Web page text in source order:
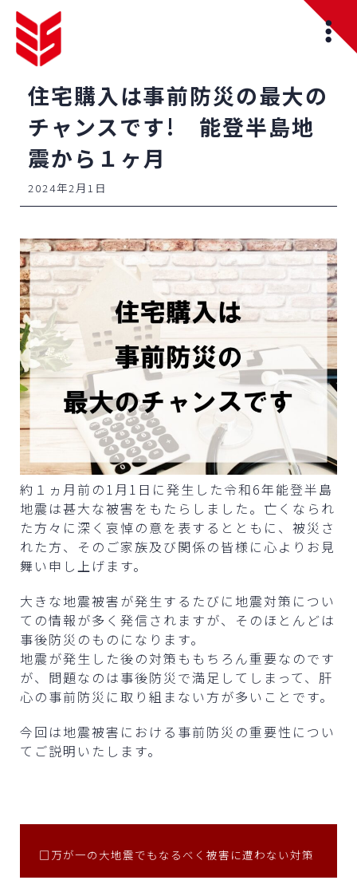
住宅購入は事前防災の最大の
チャンスです! 能登半島地
震から１ヶ月
2024年2月1日
約１ヵ月前の1月1日に発生した令和6年能登半島
地震は甚大な被害をもたらしました。亡くなられ
た方々に深く哀悼の意を表するとともに、被災さ
れた方、そのご家族及び関係の皆様に心よりお見
舞い申し上げます。
大きな地震被害が発生するたびに地震対策につい
ての情報が多く発信されますが、そのほとんどは
事後防災のものになります。
地震が発生した後の対策ももちろん重要なのです
が、問題なのは事後防災で満足してしまって、肝
心の事前防災に取り組まない方が多いことです。
今回は地震被害における事前防災の重要性につい
てご説明いたします。
□万が一の大地震でもなるべく被害に遭わない対策